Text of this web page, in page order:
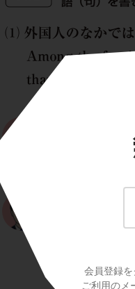
会員登録を
ご利用のメ
下線に英語
than Tokyo
下線部分が
語を補いた